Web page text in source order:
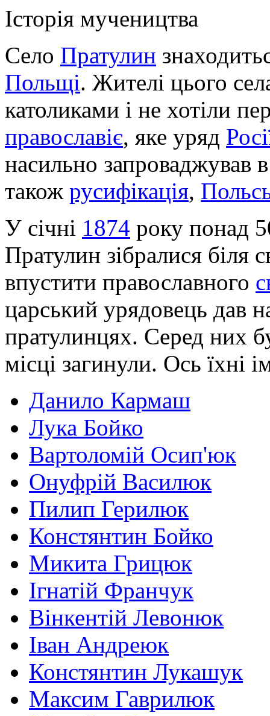
Історія мучеництва
Село Пратулин
Польщі. Жителі цього
католиками і не хотіли
православіє, яке уряд
насильно запроваджував
також русифікація,
У січні 1874 року понад
Пратулин зібралися біля
впустити православного
царський урядовець дав
пратулинцях. Серед них
місці загинули. Ось їхні
Данило Кармаш
Лука Бойко
Вартоломій Осип'юк
Онуфрій Василюк
Пилип Герилюк
Констянтин Бойко
Микита Грицюк
Ігнатій Франчук
Вінкентій Левонюк
Іван Андреюк
Констянтин Лукашук
Максим Гаврилюк